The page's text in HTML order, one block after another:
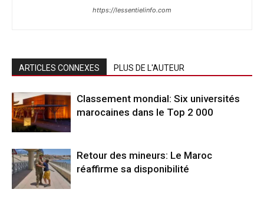
https://lessentielinfo.com
ARTICLES CONNEXES PLUS DE L'AUTEUR
Classement mondial: Six universités
marocaines dans le Top 2 000
Retour des mineurs: Le Maroc
réaffirme sa disponibilité